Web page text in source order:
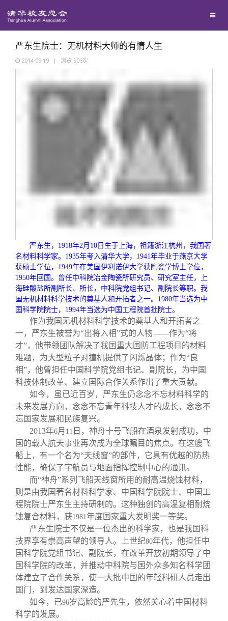
地区联络
院系校友工作
专业委员会
兴趣群体
回馈母校
捐赠新闻
捐赠纪事
捐赠方法
《清华校友通讯》
《水木清华》
我要订阅
清华人物
清华故事
校友文苑
校友讲坛
校友视界
终身学习
三创大赛
实用信息
校友总会
会长致辞
总会章程
理事会名单
制度法规
联系我们
关闭
严东生院士：无机材料大师的有情人生
2014-09-19 | 浏览 903次
严东生， 1918年2 月 10 日生于上海，祖籍浙江杭州，我国著
名材料科学家。 1935年考入清华大学， 1941年毕业于燕京大学
获硕士学位， 1949年在美国伊利诺伊大学获陶瓷学博士学位，
1950年回国。曾任中科院冶金陶瓷所研究员、研究室主任，上
海硅酸盐所副所长、所长，中科院党组书记、副院长等职。我
国无机材料科学技术的奠基人和开拓者之一。 1980年当选为中
国科学院院士， 1994年当选为中国工程院首批院士。
作为我国无机材料科学技术的奠基人和开拓者之
一，严东生被誉为“出将入相”式的人物——作为“将
才”，他带领团队解决了我国重大国防工程项目的材料
难题，为大型粒子对撞机提供了闪烁晶体；作为“良
相”，他曾担任中国科学院党组书记、副院长，为中国
科技体制改革、建立国际合作关系作出了重大贡献。
如今，虽已近百岁，严东生仍念念不忘材料科学的
未来发展方向，念念不忘青年科技人才的成长，念念不
忘国家发展和民族复兴。
2013年6月 11 日，神舟十号飞船在酒泉发射成功，中
国的载人航天事业再次成为全球瞩目的焦点。在这艘飞
船上，有一个名为“天线窗”的部件，它具有优越的防热
性能，确保了宇航员与地面指挥控制中心的通讯。
而“神舟”系列飞船天线窗所用的耐高温烧蚀材料，
则是由我国著名材料科学家、中国科学院院士、中国工
程院院士严东生主持研制的。这种独创的高温复相耐烧
蚀复合材料，获1981年度国家重大发明奖一等奖。
严东生院士不仅是一位杰出的科学家，也是我国科
技界享有崇高声望的领导人。上世纪80年代，他担任中
国科学院党组书记、副院长，在改革开放初期领导了中
国科学院的改革，并推动中科院与国外众多知名科学团
体建立了合作关系，使一大批中国的年轻科研人员走出
国门，到发达国家深造。
如今，已96岁高龄的严先生，依然关心着中国材料
科学的发展。